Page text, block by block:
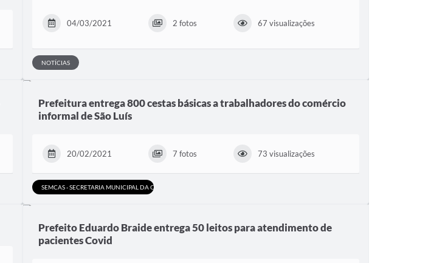
04/03/2021 2 fotos 67 visualizações
NOTÍCIAS
Prefeitura entrega 800 cestas básicas a trabalhadores do comércio
informal de São Luís
20/02/2021 7 fotos 73 visualizações
SEMCAS - SECRETARIA MUNICIPAL DA CRIANÇA E ASSISTÊNCIA SOCIAL
Prefeito Eduardo Braide entrega 50 leitos para atendimento de
pacientes Covid